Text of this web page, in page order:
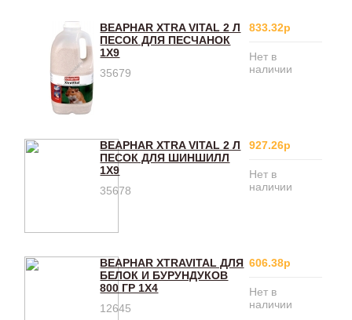
BEAPHAR XTRA VITAL 2 Л
ПЕСОК ДЛЯ ПЕСЧАНОК
1Х9
35679
833.32р
Нет в
наличии
BEAPHAR XTRA VITAL 2 Л
ПЕСОК ДЛЯ ШИНШИЛЛ
1Х9
35678
927.26р
Нет в
наличии
BEAPHAR XTRAVITAL ДЛЯ
БЕЛОК И БУРУНДУКОВ
800 ГР 1Х4
12645
606.38р
Нет в
наличии